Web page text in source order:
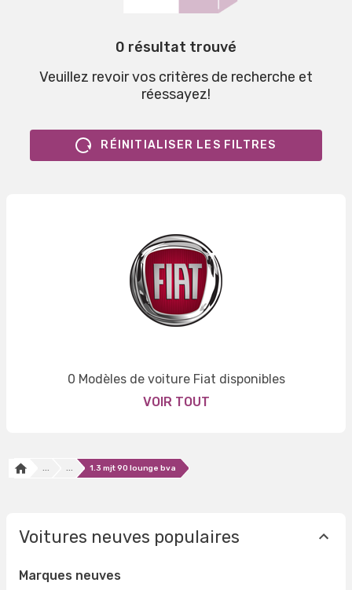
0 résultat trouvé
Veuillez revoir vos critères de recherche et
réessayez!
RÉINITIALISER LES FILTRES
0 Modèles de voiture Fiat disponibles
VOIR TOUT
... ... 1.3 mjt 90 lounge bva
Voitures neuves populaires
Marques neuves